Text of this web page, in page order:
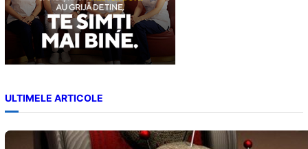
ULTIMELE ARTICOLE